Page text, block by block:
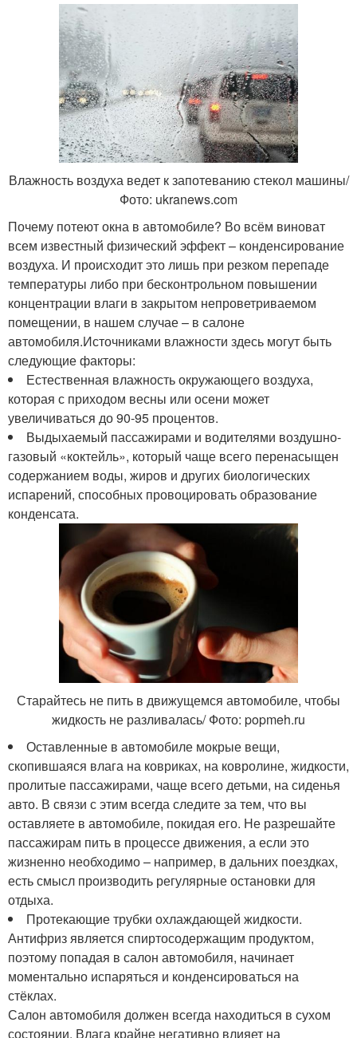
Влажность воздуха ведет к запотеванию стекол машины/
Фото: ukranews.com
Почему потеют окна в автомобиле? Во всём виноват
всем известный физический эффект – конденсирование
воздуха. И происходит это лишь при резком перепаде
температуры либо при бесконтрольном повышении
концентрации влаги в закрытом непроветриваемом
помещении, в нашем случае – в салоне
автомобиля.Источниками влажности здесь могут быть
следующие факторы:
Естественная влажность окружающего воздуха,
которая с приходом весны или осени может
увеличиваться до 90-95 процентов.
Выдыхаемый пассажирами и водителями воздушно-
газовый «коктейль», который чаще всего перенасыщен
содержанием воды, жиров и других биологических
испарений, способных провоцировать образование
конденсата.
Старайтесь не пить в движущемся автомобиле, чтобы
жидкость не разливалась/ Фото: popmeh.ru
Оставленные в автомобиле мокрые вещи,
скопившаяся влага на ковриках, на ковролине, жидкости,
пролитые пассажирами, чаще всего детьми, на сиденья
авто. В связи с этим всегда следите за тем, что вы
оставляете в автомобиле, покидая его. Не разрешайте
пассажирам пить в процессе движения, а если это
жизненно необходимо – например, в дальних поездках,
есть смысл производить регулярные остановки для
отдыха.
Протекающие трубки охлаждающей жидкости.
Антифриз является спиртосодержащим продуктом,
поэтому попадая в салон автомобиля, начинает
моментально испаряться и конденсироваться на
стёклах.
Салон автомобиля должен всегда находиться в сухом
состоянии. Влага крайне негативно влияет на